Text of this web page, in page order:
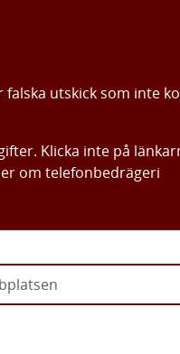
utskick som inte
Klicka inte på
om telefonbedrägeri